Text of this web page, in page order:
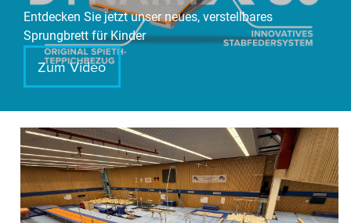
Entdecken Sie jetzt unser neues, verstellbares
Sprungbrett für Kinder
Zum Video